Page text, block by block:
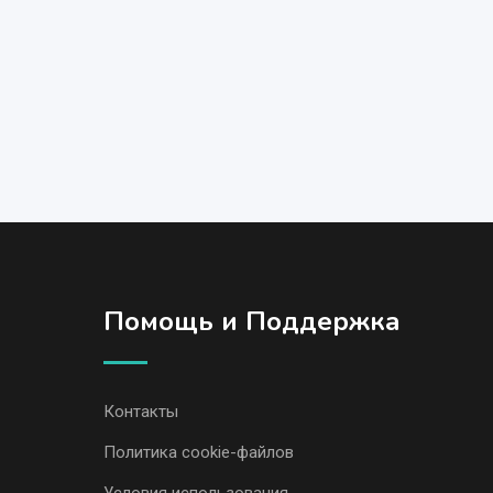
Помощь и Поддержка
Контакты
Политика cookie-файлов